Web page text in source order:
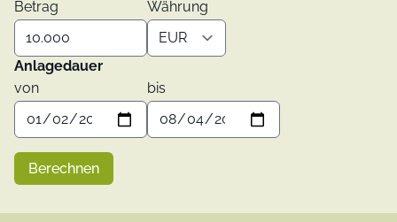
Betrag
Währung
Anlagedauer
von
bis
Berechnen